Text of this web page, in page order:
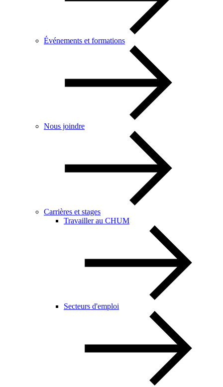
Événements et formations
Nous joindre
Carrières et stages
Travailler au CHUM
Secteurs d'emploi